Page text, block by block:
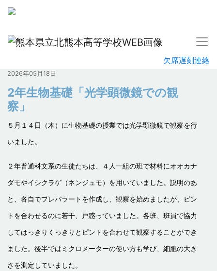
欠席遅刻連絡
2026年05月18日
2年生物基礎「光学顕微鏡での観
察」
５月１４日（木）に生物基礎の授業では光学顕微鏡で観察を行
いました。
２年普通科文系の生徒たちは、４人一組の班で材料にオオカナ
ダモやイシクラゲ（ネンジュモ）を用いていました。説明のあ
と、各自でプレパラートを作成し、観察を始めましたが、ピン
トを合わせるのに若干、戸惑っていました。各班、班員で協力
してはっきりくっきりとピントを合わせて観察することができ
ました。後半ではミクロメーターの使い方も学び、細胞の大き
さを測定していました。